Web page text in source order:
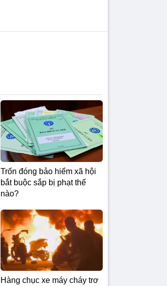
Trốn đóng bảo hiểm xã hội
bắt buộc sắp bị phạt thế
nào?
Hàng chục xe máy cháy trơ